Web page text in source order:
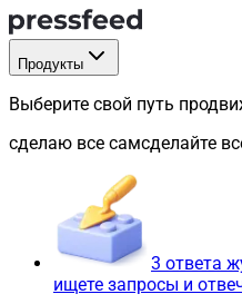
Продукты
Выберите свой путь
сделаю все самсделайте
3 ответа
ищете запросы и